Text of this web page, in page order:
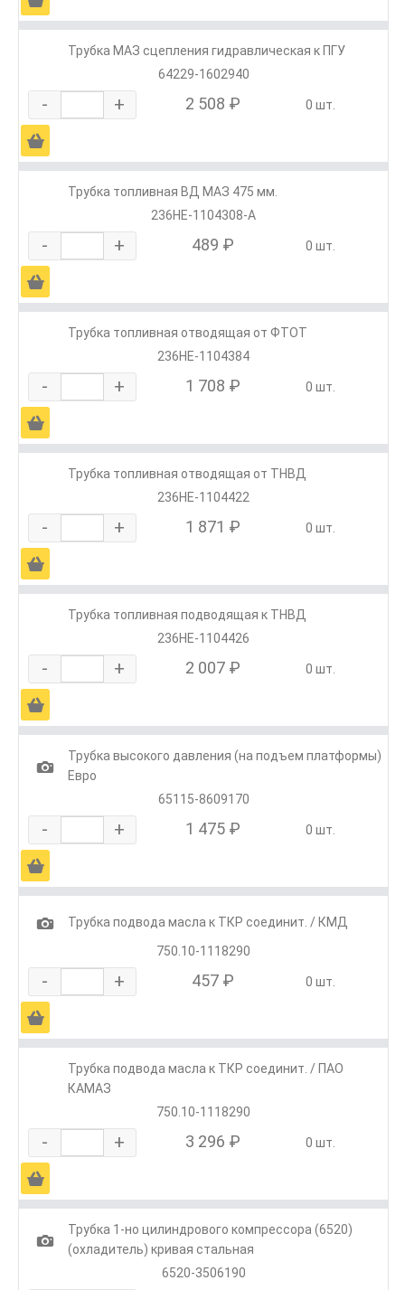
Трубка МАЗ сцепления гидравлическая к ПГУ
64229-1602940
- + 2 508 ₽ 0 шт.
Ä
Трубка топливная ВД МАЗ 475 мм.
236НЕ-1104308-А
- + 489 ₽ 0 шт.
Ä
Трубка топливная отводящая от ФТОТ
236НЕ-1104384
- + 1 708 ₽ 0 шт.
Ä
Трубка топливная отводящая от ТНВД
236НЕ-1104422
- + 1 871 ₽ 0 шт.
Ä
Трубка топливная подводящая к ТНВД
236НЕ-1104426
- + 2 007 ₽ 0 шт.
Ä
1
Трубка высокого давления (на подъем платформы)
Евро
65115-8609170
- + 1 475 ₽ 0 шт.
Ä
1
Трубка подвода масла к ТКР соединит. / КМД
750.10-1118290
- + 457 ₽ 0 шт.
Ä
Трубка подвода масла к ТКР соединит. / ПАО
КАМАЗ
750.10-1118290
- + 3 296 ₽ 0 шт.
Ä
1
Трубка 1-но цилиндрового компрессора (6520)
(охладитель) кривая стальная
6520-3506190